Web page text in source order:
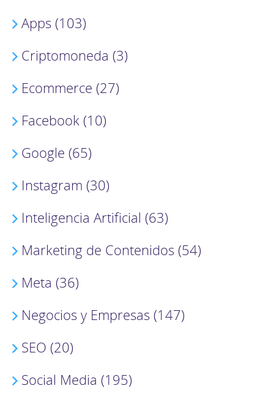
Apps (103)
Criptomoneda (3)
Ecommerce (27)
Facebook (10)
Google (65)
Instagram (30)
Inteligencia Artificial (63)
Marketing de Contenidos (54)
Meta (36)
Negocios y Empresas (147)
SEO (20)
Social Media (195)